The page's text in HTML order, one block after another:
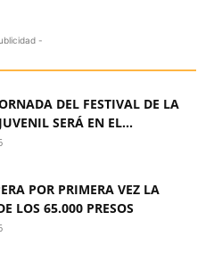
-
DEL FESTIVAL DE LA
SERÁ EN EL...
POR PRIMERA VEZ LA
LOS 65.000 PRESOS